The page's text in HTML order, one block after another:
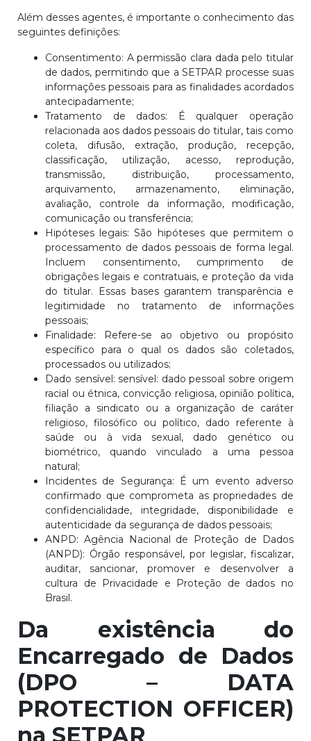
Além desses agentes, é importante o conhecimento das
seguintes definições:
Consentimento: A permissão clara dada pelo titular
de dados, permitindo que a SETPAR processe suas
informações pessoais para as finalidades acordados
antecipadamente;
Tratamento de dados: É qualquer operação
relacionada aos dados pessoais do titular, tais como
coleta, difusão, extração, produção, recepção,
classificação, utilização, acesso, reprodução,
transmissão, distribuição, processamento,
arquivamento, armazenamento, eliminação,
avaliação, controle da informação, modificação,
comunicação ou transferência;
Hipóteses legais: São hipóteses que permitem o
processamento de dados pessoais de forma legal.
Incluem consentimento, cumprimento de
obrigações legais e contratuais, e proteção da vida
do titular. Essas bases garantem transparência e
legitimidade no tratamento de informações
pessoais;
Finalidade: Refere-se ao objetivo ou propósito
específico para o qual os dados são coletados,
processados ou utilizados;
Dado sensível: sensível: dado pessoal sobre origem
racial ou étnica, convicção religiosa, opinião política,
filiação a sindicato ou a organização de caráter
religioso, filosófico ou político, dado referente à
saúde ou à vida sexual, dado genético ou
biométrico, quando vinculado a uma pessoa
natural;
Incidentes de Segurança: É um evento adverso
confirmado que comprometa as propriedades de
confidencialidade, integridade, disponibilidade e
autenticidade da segurança de dados pessoais;
ANPD: Agência Nacional de Proteção de Dados
(ANPD): Órgão responsável, por legislar, fiscalizar,
auditar, sancionar, promover e desenvolver a
cultura de Privacidade e Proteção de dados no
Brasil.
Da existência do
Encarregado de Dados
(DPO – DATA
PROTECTION OFFICER)
na SETPAR